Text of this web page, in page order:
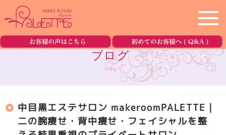
ホーム home
メニュー menu
ブログ
blog
中目黒エステサロン makeroomPALETTE｜
二の腕痩せ・背中痩せ・フェイシャルを整